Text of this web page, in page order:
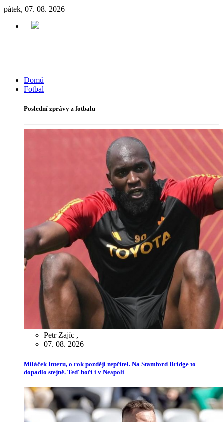
pátek, 07. 08. 2026
Domů
Fotbal
Poslední zprávy z fotbalu
Petr Zajíc ,
07. 08. 2026
Miláček Interu, o rok později nepřítel. Na Stamford Bridge to
dopadlo stejně. Teď hoří i v Neapoli